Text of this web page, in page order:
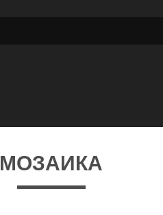
МОЗАИКА